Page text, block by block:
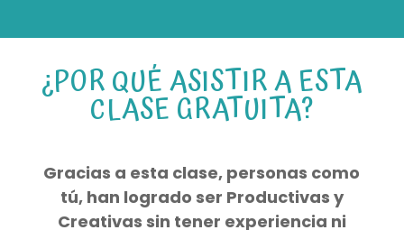
¿POR QUÉ ASISTIR A ESTA
CLASE GRATUITA?
Gracias a esta clase, personas como
tú, han logrado ser Productivas y
Creativas sin tener experiencia ni